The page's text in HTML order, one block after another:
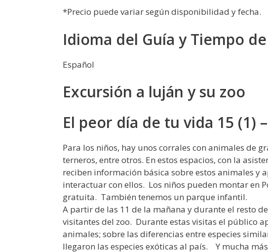
*Precio puede variar según disponibilidad y fecha.
Idioma del Guía y Tiempo
Español
Excursión a luján y su zoo
El peor día de tu vida 15 (1)
Para los niños, hay unos corrales con animales de
terneros, entre otros. En estos espacios, con la
reciben información básica sobre estos animales y
interactuar con ellos. Los niños pueden montar en
gratuita. También tenemos un parque infantil.
A partir de las 11 de la mañana y durante el resto
visitantes del zoo. Durante estas visitas el público
animales; sobre las diferencias entre especies
llegaron las especies exóticas al país. Y mucha